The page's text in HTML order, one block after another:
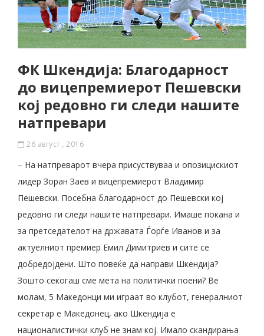
ФК Шкендија: Благодарност
до вицепремиерот Пешевски
кој редовно ги следи нашите
натпревари
26 август , 2016
– На натпреварот вчера присуствуваа и опозицискиот
лидер Зоран Заев и вицепремиерот Владимир
Пешевски. Посебна благодарност до Пешевски кој
редовно ги следи нашите натпревари. Имаше покана и
за претседателот на државата Ѓорѓе Иванов и за
актуелниот премиер Емил Димитриев и сите се
добредојдени. Што повеќе да направи Шкендија?
Зошто секогаш сме мета на политички поени? Ве
молам, 5 Македонци ми играат во клубот, генералниот
секретар е Македонец, ако Шкендија е
националистички клуб не знам кој. Имало скандирања